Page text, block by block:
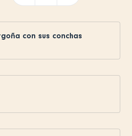
con sus conchas